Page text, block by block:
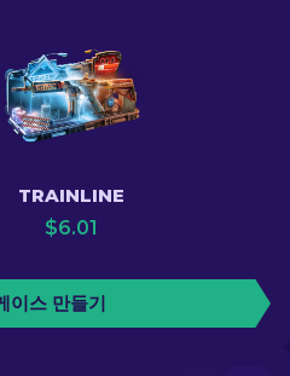
TRAINLINE
$6.01
이스 만들기